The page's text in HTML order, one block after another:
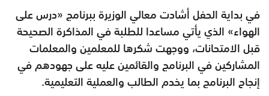
في بداية الحفل أشادت معالي الوزيرة ببرنامج «درس على
الهواء» الذي يأتي مساعدا للطلبة في المذاكرة الصحيحة
قبل الامتحانات، ووجهت شكرها للمعلمين والمعلمات
المشاركين في البرنامج والقائمين عليه على جهودهم في
إنجاح البرنامج بما يخدم الطالب والعملية التعليمية.